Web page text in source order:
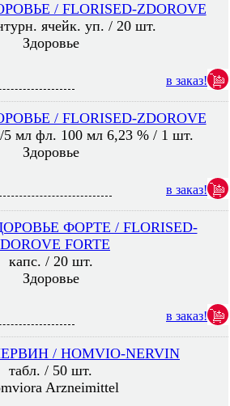
/ FLORISED-ZDOROVE
ячейк. уп. / 20 шт.
Здоровье
в заказ!
/ FLORISED-ZDOROVE
5 мл фл. 100 мл 6,23 % / 1 шт.
Здоровье
в заказ!
ФОРТЕ / FLORISED-
FORTE
капс. / 20 шт.
Здоровье
в заказ!
/ HOMVIO-NERVIN
табл. / 50 шт.
Arzneimittel